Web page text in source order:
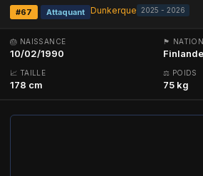
#67 Attaquant Dunkerque 2025 - 2026
🎂 NAISSANCE
10/02/1990
🏴
Finlande
📈 TAILLE
178 cm
⚖ POIDS
75 kg